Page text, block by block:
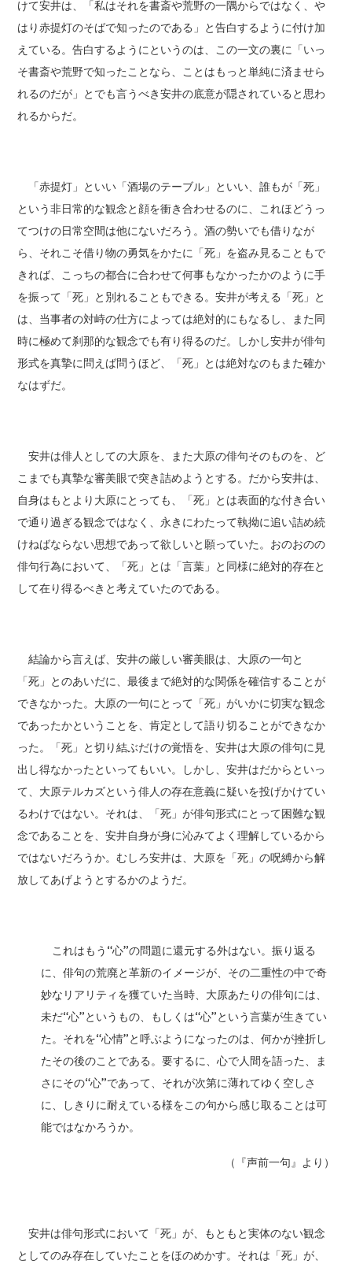
けて安井は、「私はそれを書斎や荒野の一隅からではなく、や
はり赤提灯のそばで知ったのである」と告白するように付け加
えている。告白するようにというのは、この一文の裏に「いっ
そ書斎や荒野で知ったことなら、ことはもっと単純に済ませら
れるのだが」とでも言うべき安井の底意が隠されていると思わ
れるからだ。
「赤提灯」といい「酒場のテーブル」といい、誰もが「死」
という非日常的な観念と顔を衝き合わせるのに、これほどうっ
てつけの日常空間は他にないだろう。酒の勢いでも借りなが
ら、それこそ借り物の勇気をかたに「死」を盗み見ることもで
きれば、こっちの都合に合わせて何事もなかったかのように手
を振って「死」と別れることもできる。安井が考える「死」と
は、当事者の対峙の仕方によっては絶対的にもなるし、また同
時に極めて刹那的な観念でも有り得るのだ。しかし安井が俳句
形式を真摯に問えば問うほど、「死」とは絶対なのもまた確か
なはずだ。
安井は俳人としての大原を、また大原の俳句そのものを、ど
こまでも真摯な審美眼で突き詰めようとする。だから安井は、
自身はもとより大原にとっても、「死」とは表面的な付き合い
で通り過ぎる観念ではなく、永きにわたって執拗に追い詰め続
けねばならない思想であって欲しいと願っていた。おのおのの
俳句行為において、「死」とは「言葉」と同様に絶対的存在と
して在り得るべきと考えていたのである。
結論から言えば、安井の厳しい審美眼は、大原の一句と
「死」とのあいだに、最後まで絶対的な関係を確信することが
できなかった。大原の一句にとって「死」がいかに切実な観念
であったかということを、肯定として語り切ることができなか
った。「死」と切り結ぶだけの覚悟を、安井は大原の俳句に見
出し得なかったといってもいい。しかし、安井はだからといっ
て、大原テルカズという俳人の存在意義に疑いを投げかけてい
るわけではない。それは、「死」が俳句形式にとって困難な観
念であることを、安井自身が身に沁みてよく理解しているから
ではないだろうか。むしろ安井は、大原を「死」の呪縛から解
放してあげようとするかのようだ。
これはもう“心”の問題に還元する外はない。振り返る
に、俳句の荒廃と革新のイメージが、その二重性の中で奇
妙なリアリティを獲ていた当時、大原あたりの俳句には、
未だ“心”というもの、もしくは“心”という言葉が生きてい
た。それを“心情”と呼ぶようになったのは、何かが挫折し
たその後のことである。要するに、心で人間を語った、ま
さにその“心”であって、それが次第に薄れてゆく空しさ
に、しきりに耐えている様をこの句から感じ取ることは可
能ではなかろうか。
（『声前一句』より）
安井は俳句形式において「死」が、もともと実体のない観念
としてのみ存在していたことをほのめかす。それは「死」が、